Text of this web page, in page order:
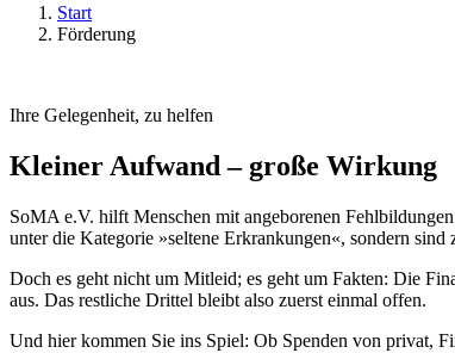
Start
Förderung
Ihre Gelegenheit, zu helfen
Kleiner Aufwand – große Wirkung
SoMA e.V. hilft Menschen mit angeborenen
unter die Kategorie »seltene Erkrankungen«, sondern
Doch es geht nicht um Mitleid; es geht um Fakten: Die
aus. Das restliche Drittel bleibt also zuerst einmal offen.
Und hier kommen Sie ins Spiel: Ob Spenden von privat,